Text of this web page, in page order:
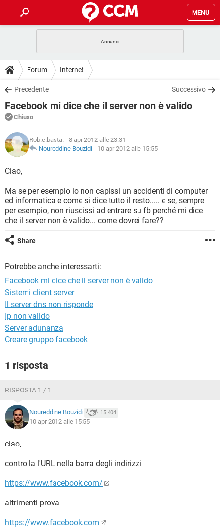
MENU
INTRATTENIMENTO
iOS
INSTAGRAM WHATSAPP
TIKTOK
HARDWARE
GUIDE
COVID-19
iOS
INSTAGRAM
TIKTOK FACEBOOK
DOWNLOAD
COVID-19 GAMING
INTRATTENIMENTO
iOS WINDOWS 10
INSTAGRAM
TIKTOK
HARDWARE
FORUM
COVID-19
INTRATTENIMENTO ANDROID
TIKTOK FACEBOOK
HARDWARE
GLOSSARIO
COVID-19
INTRATTENIMENTO
iOS WINDOWS 10
INSTAGRAM WHATSAPP
TIKTOK FACEBOOK
HARDWARE
Forum Internet
Precedente Successivo
Facebook mi dice che il server non è valido
Chiuso
Rob.e.basta. - 8 apr 2012 alle 23:31
Noureddine Bouzidi - 10 apr 2012 alle 15:55
Ciao,
Ma se per esempio io non capissi un accidenti di computer
ed informatica e come si dice tutto il resto..... e se, sempre
per esempio, non riuscissi ad entrare su fb perché mi dice
che il server non è valido... come dovrei fare??
Share
Potrebbe anche interessarti:
Facebook mi dice che il server non è valido
Sistemi client server
Il server dns non risponde
Ip non valido
Server adunanza
Creare gruppo facebook
1 risposta
RISPOSTA 1 / 1
Noureddine Bouzidi 15.404
10 apr 2012 alle 15:55
ciao,
controlla l'URL nella barra degli indirizzi
https://www.facebook.com/
altrimenti prova
https://www.facebook.com